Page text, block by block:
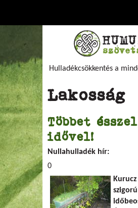
Hulladékcsökkentés a
Lakosság
Többet
idővel!
Nullahulladék hír:
0
szigorú